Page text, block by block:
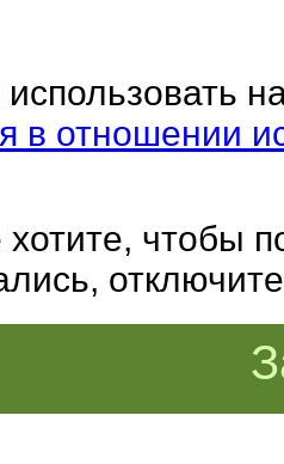
в отношении
чтобы